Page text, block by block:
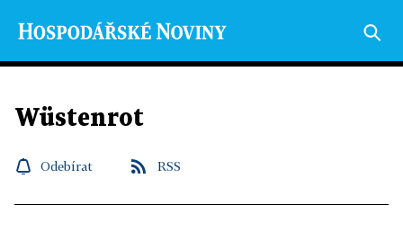
Wüstenrot
Odebírat RSS